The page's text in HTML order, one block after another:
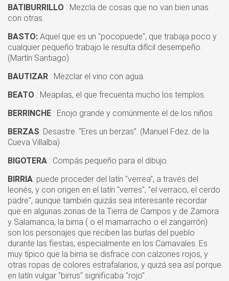
BATIBURRILLO : Mezcla de cosas que no van bien unas
con otras.
BASTO: Aquel que es un "pocopuede", que trabaja poco y
cualquier pequeño trabajo le resulta difícil desempeño.
(Martín Santiago)
BAUTIZAR : Mezclar el vino con agua.
BEATO : Meapilas, el que frecuenta mucho los templos.
BERRINCHE : Enojo grande y comúnmente el de los niños.
BERZAS: Desastre. “Eres un berzas”. (Manuel Fdez. de la
Cueva Villalba)
BIGOTERA : Compás pequeño para el dibujo.
BIRRIA: puede proceder del latín "verrea", a través del
leonés, y con origen en el latín "verres", "el verraco, el cerdo
padre", aunque también quizás sea interesante recordar
que en algunas zonas de la Tierra de Campos y de Zamora
y Salamanca, la birria ( o el mamarracho o el zangarrón)
son los personajes que reciben las burlas del pueblo
durante las fiestas, especialmente en los Carnavales. Es
muy típico que la birria se disfrace con calzones rojos, y
otras ropas de colores estrafalarios, y quizá sea así porque
en latín vulgar "birrus" significaba "rojo".